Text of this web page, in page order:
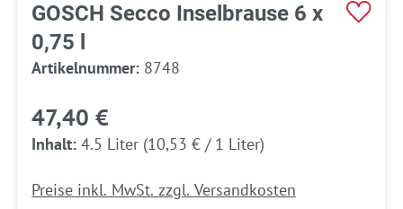
GOSCH Secco Inselbrause 6 x
0,75 l
Artikelnummer: 8748
47,40 €
Inhalt: 4.5 Liter (10,53 € / 1 Liter)
Preise inkl. MwSt. zzgl. Versandkosten